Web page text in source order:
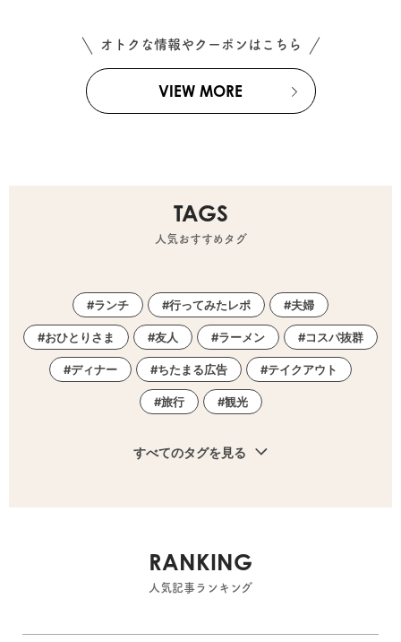
オトクな情報やクーポンはこちら
VIEW MORE
TAGS
人気おすすめタグ
ランチ 行ってみたレポ 夫婦
おひとりさま 友人 ラーメン コスパ抜群
ディナー ちたまる広告 テイクアウト
旅行 観光
すべてのタグを見る
RANKING
人気記事ランキング